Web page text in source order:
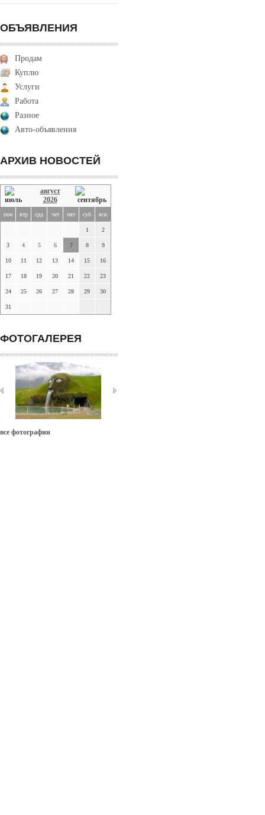
ОБЪЯВЛЕНИЯ
Продам
Куплю
Услуги
Работа
Разное
Авто-объявления
АРХИВ НОВОСТЕЙ
август
2026
пон втр срд чет пят суб вск
1 2
3 4 5 6 7 8 9
10 11 12 13 14 15 16
17 18 19 20 21 22 23
24 25 26 27 28 29 30
31
ФОТОГАЛЕРЕЯ
все фотографии